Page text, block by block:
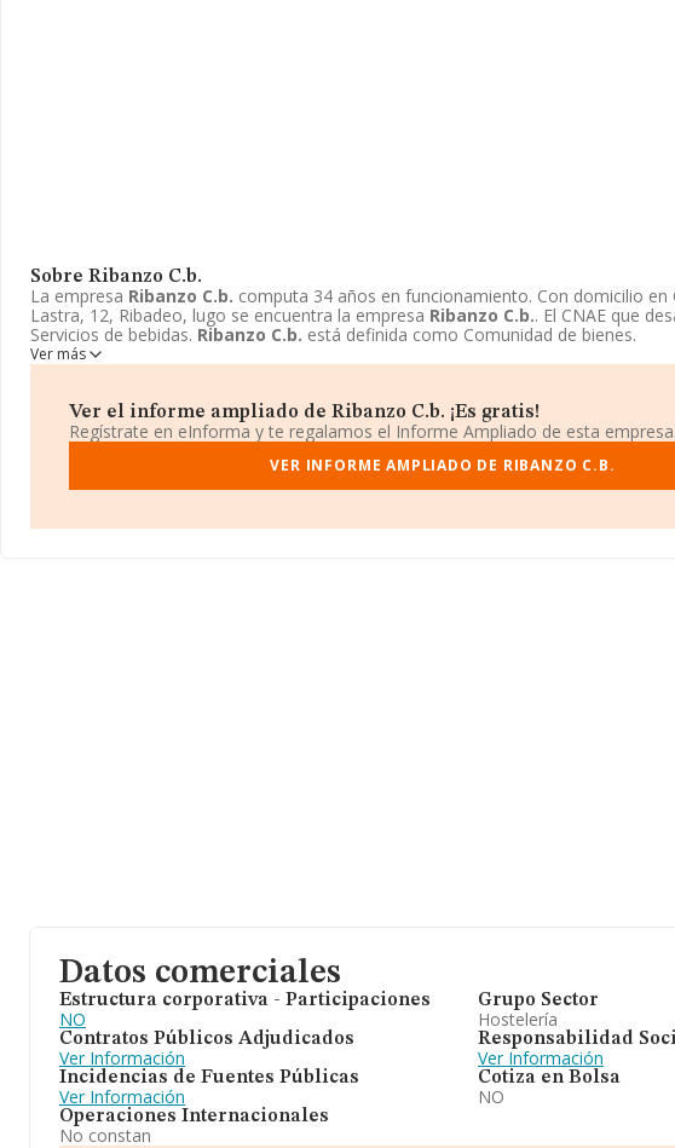
Sobre Ribanzo C.b.
La empresa Ribanzo C.b. computa 34 años en funcionamiento. Con domicilio en
Lastra, 12, Ribadeo, lugo se encuentra la empresa Ribanzo C.b.. El CNAE que
Servicios de bebidas. Ribanzo C.b. está definida como Comunidad de bienes.
Ver más
Ver el informe ampliado de Ribanzo C.b. ¡Es gratis!
Regístrate en eInforma y te regalamos el Informe Ampliado de esta empresa.
VER INFORME AMPLIADO DE RIBANZO C.B.
Datos comerciales
Estructura corporativa - Participaciones
NO
Contratos Públicos Adjudicados
Ver Información
Incidencias de Fuentes Públicas
Ver Información
Operaciones Internacionales
No constan
Grupo Sector
Hostelería
Responsabilidad
Ver Información
Cotiza en Bolsa
NO